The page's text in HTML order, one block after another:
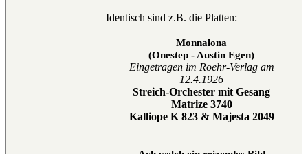
Identisch sind z.B. die Platten:
Monnalona
(Onestep - Austin Egen)
Eingetragen im Roehr-Verlag am
12.4.1926
Streich-Orchester mit Gesang
Matrize 3740
Kalliope K 823 & Majesta 2049